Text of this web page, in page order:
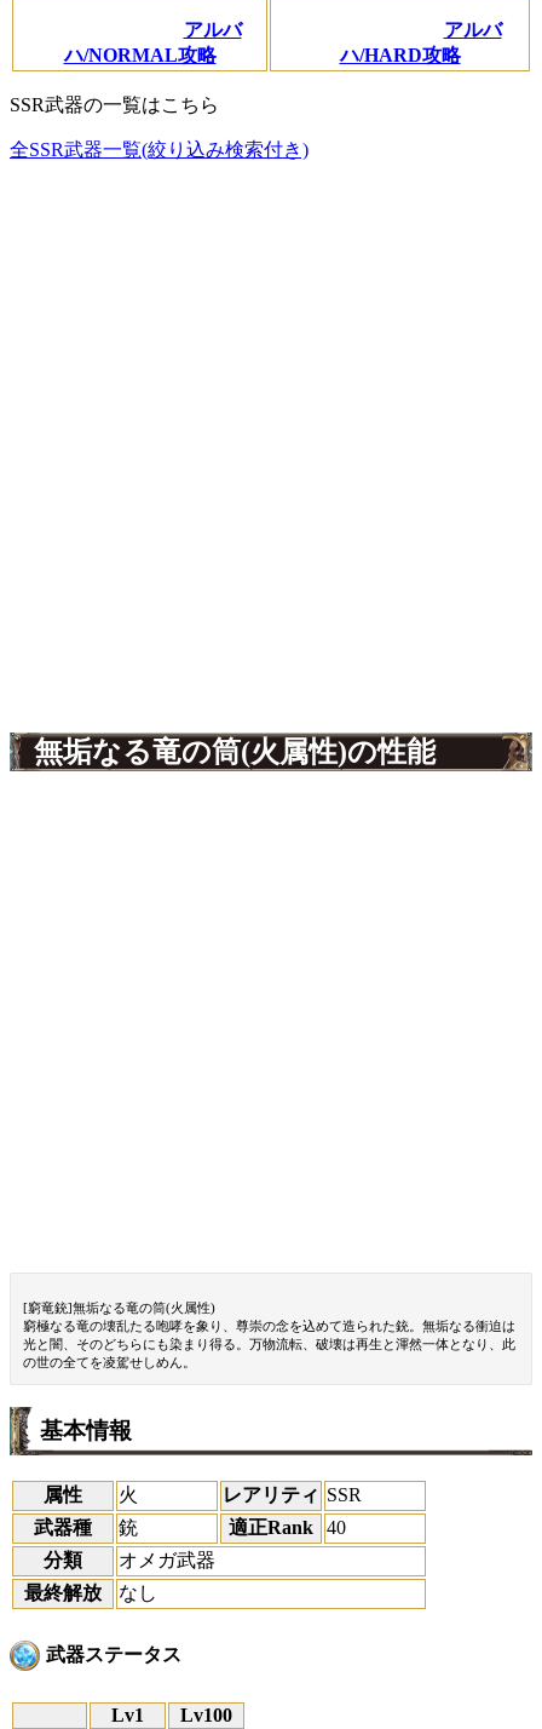
アルバ
ハ/NORMAL攻略
アルバ
ハ/HARD攻略
SSR武器の一覧はこちら
全SSR武器一覧(絞り込み検索付き)
無垢なる竜の筒(火属性)の性能
[窮竜銃]無垢なる竜の筒(火属性)
窮極なる竜の壊乱たる咆哮を象り、尊崇の念を込めて造られた銃。無垢なる衝迫は
光と闇、そのどちらにも染まり得る。万物流転、破壊は再生と渾然一体となり、此
の世の全てを凌駕せしめん。
基本情報
属性 火 レアリティ SSR
武器種
銃 適正Rank
40
分類
オメガ武器
最終解放
なし
武器ステータス
Lv1 Lv100